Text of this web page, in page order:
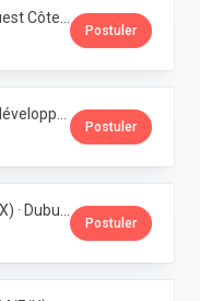
Postuler
Postuler
Postuler